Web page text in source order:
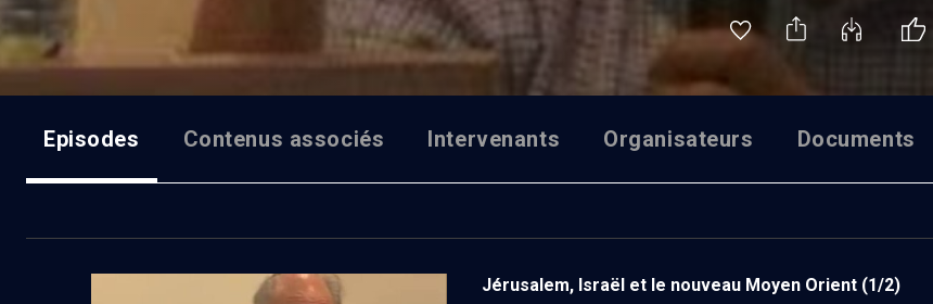
Episodes Contenus associés Intervenants Organisateurs Documents
Jérusalem, Israël et le nouveau Moyen Orient (1/2)